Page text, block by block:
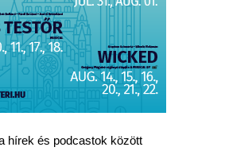
hírek és podcastok között